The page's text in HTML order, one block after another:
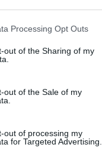
website/app uses one
visit or usage behaviour.
to Google and its
below specified purposes
Processing Opt Outs
out of the Sharing of my
out of the Sale of my
out of processing my
for Targeted Advertising.
ο Τραμπ
όπως Γκίλεαντ;